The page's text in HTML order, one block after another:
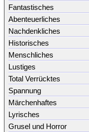
Fantastisches
Abenteuerliches
Nachdenkliches
Historisches
Menschliches
Lustiges
Total Verrücktes
Spannung
Märchenhaftes
Lyrisches
Grusel und Horror